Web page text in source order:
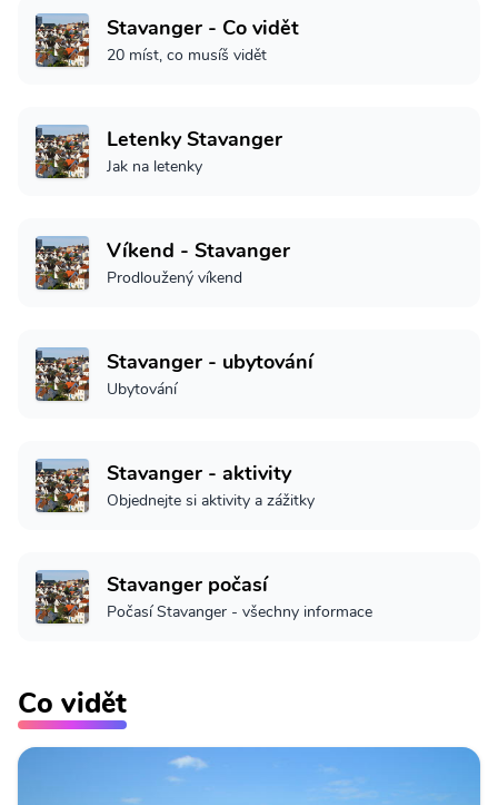
Stavanger - Co vidět
20 míst, co musíš vidět
Letenky Stavanger
Jak na letenky
Víkend - Stavanger
Prodloužený víkend
Stavanger - ubytování
Ubytování
Stavanger - aktivity
Objednejte si aktivity a zážitky
Stavanger počasí
Počasí Stavanger - všechny informace
Co vidět